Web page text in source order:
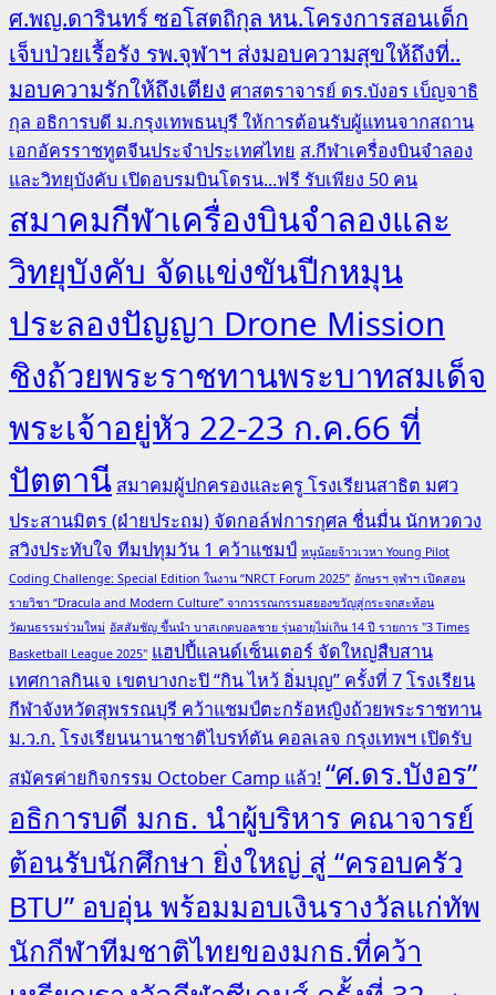
ศ.พญ.ดารินทร์ ซอโสตถิกุล หน.โครงการสอนเด็ก
เจ็บป่วยเรื้อรัง รพ.จุฬาฯ ส่งมอบความสุขให้ถึงที่..
มอบความรักให้ถึงเตียง ศาสตราจารย์ ดร.บังอร เบ็ญจาธิ
กุล อธิการบดี ม.กรุงเทพธนบุรี ให้การต้อนรับผู้แทนจากสถาน
เอกอัครราชทูตจีนประจำประเทศไทย ส.กีฬาเครื่องบินจำลอง
และวิทยุบังคับ เปิดอบรมบินโดรน...ฟรี รับเพียง 50 คน
สมาคมกีฬาเครื่องบินจำลองและ
วิทยุบังคับ จัดแข่งขันปีกหมุน
ประลองปัญญา Drone Mission
ชิงถ้วยพระราชทานพระบาทสมเด็จ
พระเจ้าอยู่หัว 22-23 ก.ค.66 ที่
ปัตตานี สมาคมผู้ปกครองและครู โรงเรียนสาธิต มศว
ประสานมิตร (ฝ่ายประถม) จัดกอล์ฟการกุศล ชื่นมื่น นักหวดวง
สวิงประทับใจ ทีมปทุมวัน 1 คว้าแชมป์ หนูน้อยจ้าวเวหา Young Pilot
Coding Challenge: Special Edition ในงาน “NRCT Forum 2025” อักษรฯ จุฬาฯ เปิดสอน
รายวิชา “Dracula and Modern Culture” จากวรรณกรรมสยองขวัญสู่กระจกสะท้อน
วัฒนธรรมร่วมใหม่ อัสสัมชัญ ขึ้นนำ บาสเกตบอลชาย รุ่นอายุไม่เกิน 14 ปี รายการ "3 Times
Basketball League 2025" แฮปปี้แลนด์เซ็นเตอร์ จัดใหญ่สืบสาน
เทศกาลกินเจ เขตบางกะปิ “กิน ไหว้ อิ่มบุญ” ครั้งที่ 7โรงเรียน
กีฬาจังหวัดสุพรรณบุรี คว้าแชมป์ตะกร้อหญิงถ้วยพระราชทาน
ม.ว.ก.โรงเรียนนานาชาติไบรท์ตัน คอลเลจ กรุงเทพฯ เปิดรับ
สมัครค่ายกิจกรรม October Camp แล้ว!“ศ.ดร.บังอร”
อธิการบดี มกธ. นำผู้บริหาร คณาจารย์
ต้อนรับนักศึกษา ยิ่งใหญ่ สู่ “ครอบครัว
BTU” อบอุ่น พร้อมมอบเงินรางวัลแก่ทัพ
นักกีฬาทีมชาติไทยของมกธ.ที่คว้า